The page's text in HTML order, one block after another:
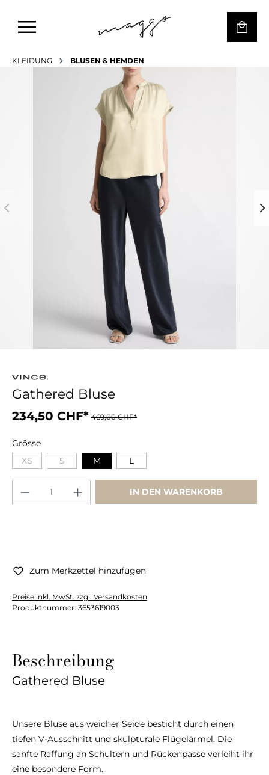
KLEIDUNG BLUSEN & HEMDEN
Gathered Bluse
234,50 CHF* 469,00 CHF*
Grösse
XS
S M L
IN DEN WARENKORB
Zum Merkzettel hinzufügen
Preise inkl. MwSt. zzgl. Versandkosten
Produktnummer: 3653619003
Beschreibung
Gathered Bluse
Unsere Bluse aus weicher Seide besticht durch einen
tiefen V-Ausschnitt und skulpturale Flügelärmel. Die
sanfte Raffung an Schultern und Rückenpasse verleiht ihr
eine besondere Form.